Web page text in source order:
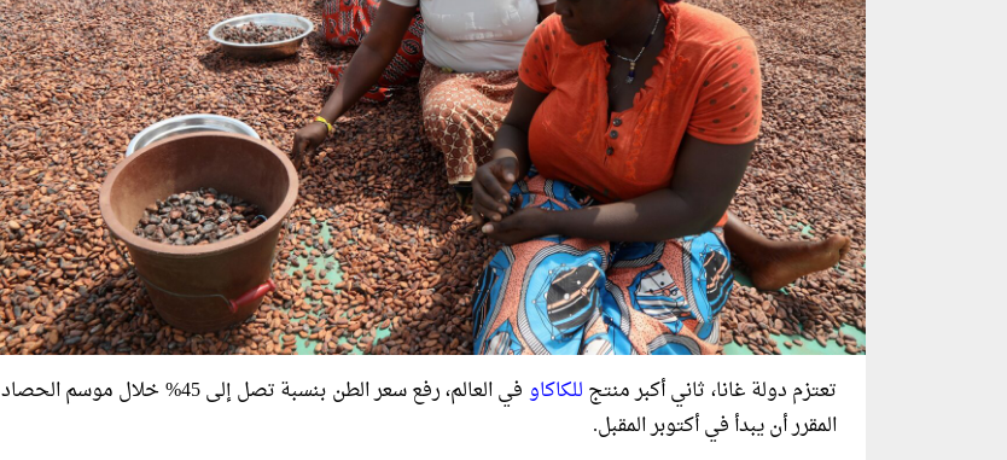
تعتزم دولة غانا، ثاني أكبر منتج للكاكاو
في العالم، رفع سعر الطن بنسبة تصل إلى 45% خلال موسم الحصاد
المقرر أن يبدأ في أكتوبر المقبل.